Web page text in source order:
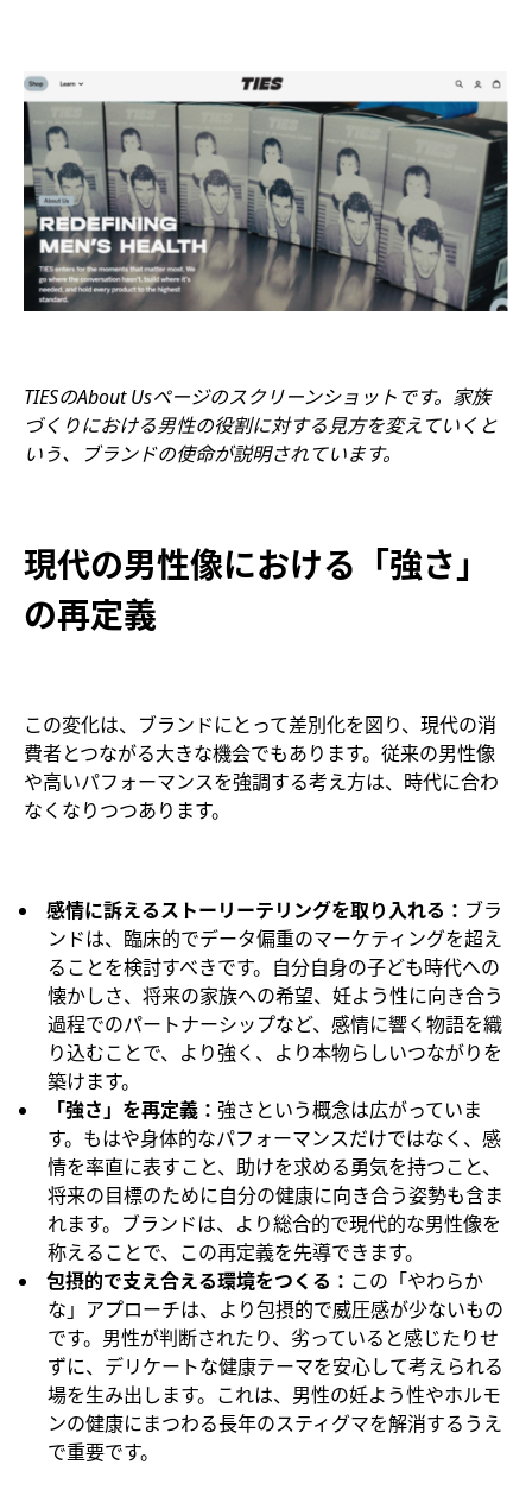
TIESのAbout Usページのスクリーンショットです。家族
づくりにおける男性の役割に対する見方を変えていくと
いう、ブランドの使命が説明されています。
現代の男性像における「強さ」
の再定義
この変化は、ブランドにとって差別化を図り、現代の消
費者とつながる大きな機会でもあります。従来の男性像
や高いパフォーマンスを強調する考え方は、時代に合わ
なくなりつつあります。
感情に訴えるストーリーテリングを取り入れる： ブラ
ンドは、臨床的でデータ偏重のマーケティングを超え
ることを検討すべきです。自分自身の子ども時代への
懐かしさ、将来の家族への希望、妊よう性に向き合う
過程でのパートナーシップなど、感情に響く物語を織
り込むことで、より強く、より本物らしいつながりを
築けます。
「強さ」を再定義： 強さという概念は広がっていま
す。もはや身体的なパフォーマンスだけではなく、感
情を率直に表すこと、助けを求める勇気を持つこと、
将来の目標のために自分の健康に向き合う姿勢も含ま
れます。ブランドは、より総合的で現代的な男性像を
称えることで、この再定義を先導できます。
包摂的で支え合える環境をつくる： この「やわらか
な」アプローチは、より包摂的で威圧感が少ないもの
です。男性が判断されたり、劣っていると感じたりせ
ずに、デリケートな健康テーマを安心して考えられる
場を生み出します。これは、男性の妊よう性やホルモ
ンの健康にまつわる長年のスティグマを解消するうえ
で重要です。